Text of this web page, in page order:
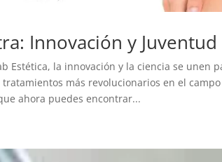
Innovación y
Estética, la innovación y la ciencia se
tratamientos más revolucionarios en el
ahora puedes encontrar...